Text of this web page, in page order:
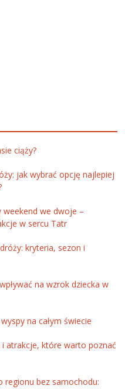
ciąży?
jak wybrać opcję najlepiej
we dwoje –
w sercu Tatr
kryteria, sezon i
na wzrok dziecka w
na całym świecie
i atrakcje, które warto poznać
regionu bez samochodu: